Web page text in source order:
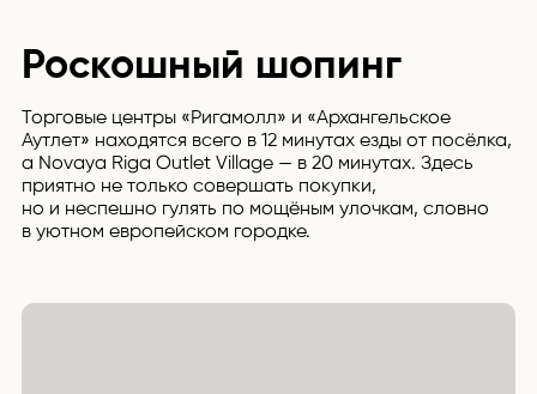
Роскошный шопинг
Торговые центры «Ригамолл» и «Архангельское
Аутлет» находятся всего в 12 минутах езды от посёлка,
а Novaya Riga Outlet Village — в 20 минутах. Здесь
приятно не только совершать покупки,
но и неспешно гулять по мощёным улочкам, словно
в уютном европейском городке.